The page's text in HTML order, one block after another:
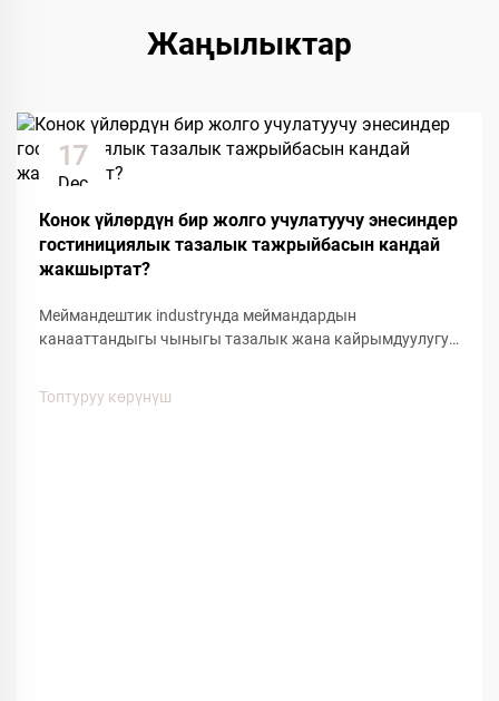
Жаңылыктар
17
Dec
Конок үйлөрдүн бир жолго учулатуучу энесиндер
гостинициялык тазалык тажрыйбасын кандай
жакшыртат?
Меймандештик industryнда меймандардын
канааттандыгы чыныгы тазалык жана кайрымдуулугун
таасирин тийгизген негизги буюмдардын бири болуп
Топтуруу көрүнүш